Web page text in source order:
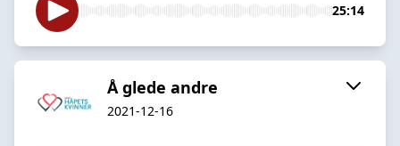
25:14
Å glede andre
2021-12-16